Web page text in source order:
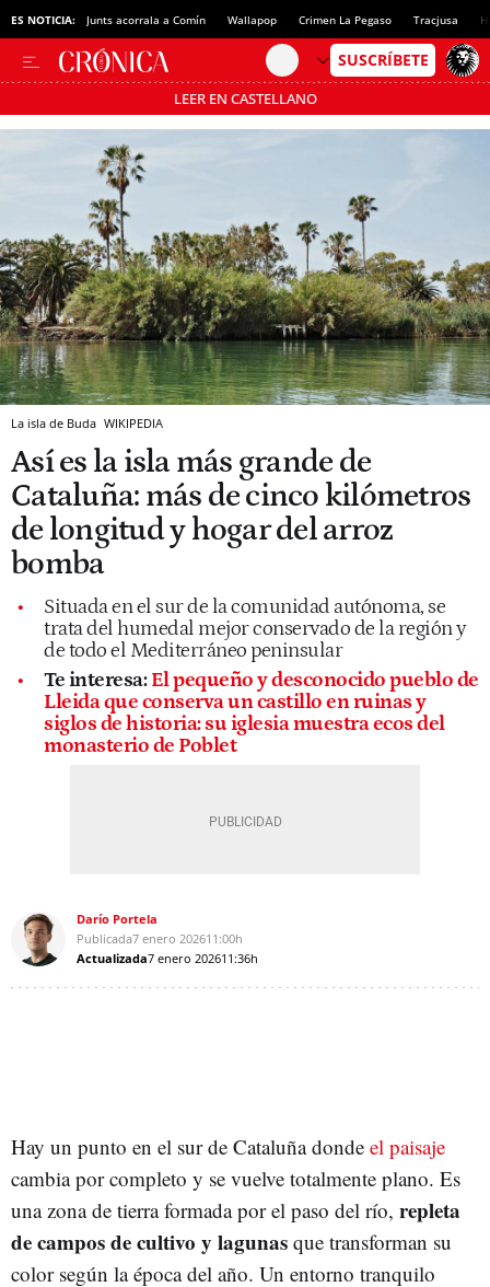
ES NOTICIA: Junts acorrala a Comín Wallapop Crimen La Pegaso Tracjusa
LEER EN CASTELLANO
Pásate al MODO AHORRO
La isla de Buda WIKIPEDIA
Así es la isla más grande de
Cataluña: más de cinco kilómetros
de longitud y hogar del arroz
bomba
Situada en el sur de la comunidad autónoma, se
trata del humedal mejor conservado de la región y
de todo el Mediterráneo peninsular
Te interesa:El pequeño y desconocido pueblo de
Lleida que conserva un castillo en ruinas y
siglos de historia: su iglesia muestra ecos del
monasterio de Poblet
Darío Portela
Publicada7 enero 202611:00h
Actualizada7 enero 202611:36h
Hay un punto en el sur de Cataluña donde el paisaje
cambia por completo y se vuelve totalmente plano. Es
una zona de tierra formada por el paso del río, repleta
de campos de cultivo y lagunas que transforman su
color según la época del año. Un entorno tranquilo